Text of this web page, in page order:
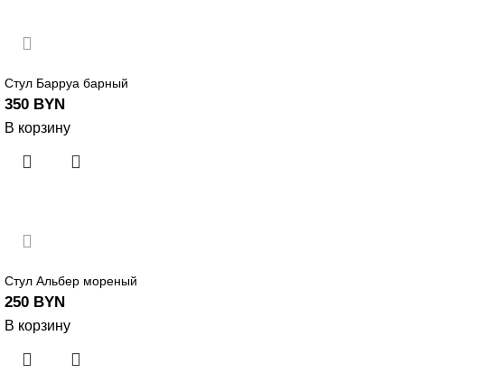
Стул Барруа барный
350 BYN
В корзину
Стул Альбер мореный
250 BYN
В корзину